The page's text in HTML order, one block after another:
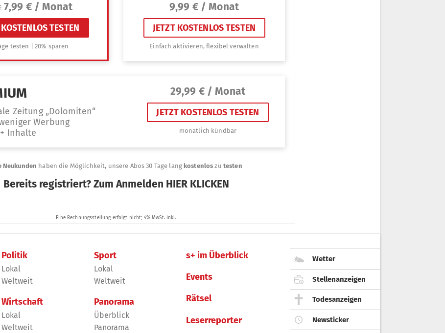
Politik
Lokal
Weltweit
Wirtschaft
Lokal
Weltweit
Sport
Lokal
Weltweit
Panorama
Überblick
Panorama
s+ im Überblick
Events
Rätsel
Leserreporter
Wetter
Stellenanzeigen
Todesanzeigen
Newsticker